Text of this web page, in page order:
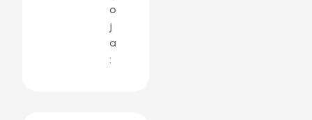
o
j
a
: